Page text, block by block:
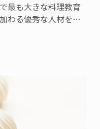
最も大きな料理教育
わる優秀な人材を探